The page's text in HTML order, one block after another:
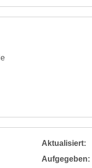
Aktualisiert:
Aufgegeben: